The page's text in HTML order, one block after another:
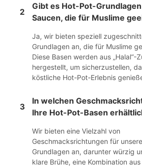
2
Gibt es Hot-Pot-
Saucen, die für Muslime
Ja, wir bieten speziell
Grundlagen an, die für Muslime
Diese Basen werden aus „Halal“-
hergestellt, um sicherzustellen,
köstliche Hot-Pot-Erlebnis
3
In welchen
Ihre Hot-Pot-Basen
Wir bieten eine Vielzahl von
Geschmacksrichtungen für
Grundlagen an, darunter würzig
klare Brühe, eine Kombination